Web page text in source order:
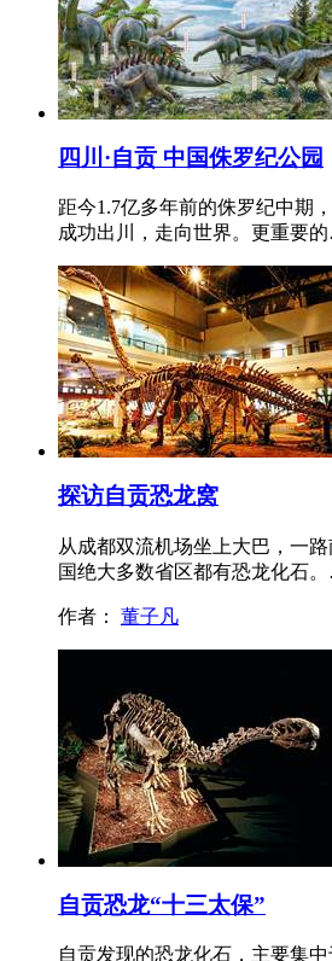
四川·自贡 中国侏罗纪公园
距今1.7亿多年前的侏罗纪中期
成功出川，走向世界。更重要
探访自贡恐龙窝
从成都双流机场坐上大巴，一
国绝大多数省区都有恐龙化石
作者： 董子凡
自贡恐龙“十三太保”
自贡发现的恐龙化石，主要集